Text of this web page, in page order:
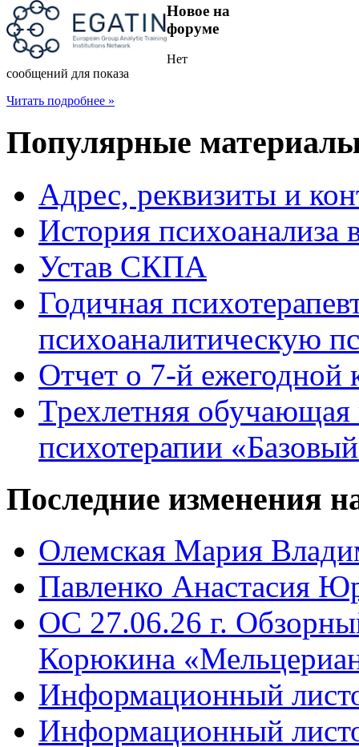
Новое на
форуме
Нет
сообщений для показа
Читать подробнее »
Популярные
Адрес, реквизиты и
История психоанализа
Устав СКПА
Годичная
психоаналитическую
Отчет о 7-й
Трехлетняя
психотерапии
Последние изменения
Олемская Мария
Павленко Анастасия
ОС 27.06.26 г.
Корюкина
Информационный
Информационный